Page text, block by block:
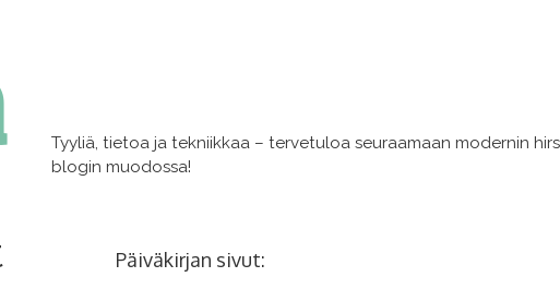
Tyyliä, tietoa ja tekniikkaa – tervetuloa seuraamaan modernin
blogin muodossa!
Päiväkirjan sivut: